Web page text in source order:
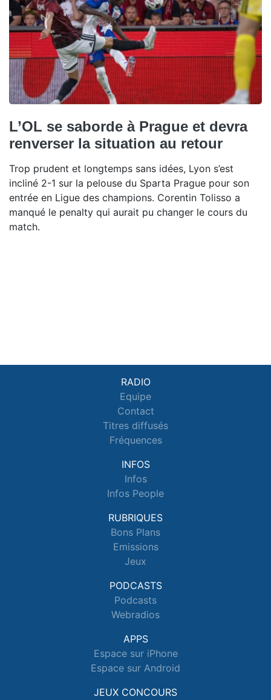
L’OL se saborde à Prague et devra
renverser la situation au retour
Trop prudent et longtemps sans idées, Lyon s’est
incliné 2-1 sur la pelouse du Sparta Prague pour son
entrée en Ligue des champions. Corentin Tolisso a
manqué le penalty qui aurait pu changer le cours du
match.
RADIO
Equipe
Contact
Titres diffusés
Fréquences
INFOS
Infos
Infos People
RUBRIQUES
Bons Plans
Emissions
Jeux
PODCASTS
Podcasts
Webradios
APPS
Espace sur iPhone
Espace sur Android
JEUX CONCOURS